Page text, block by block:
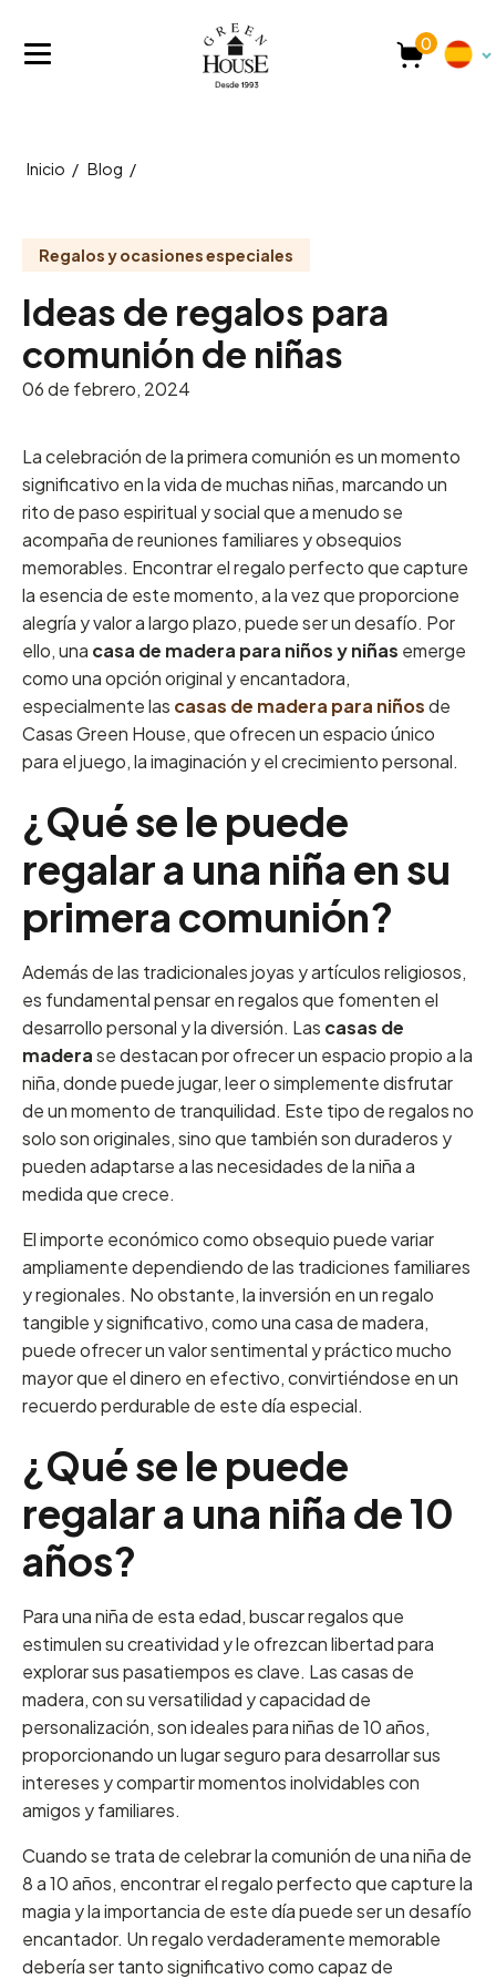
0
Inicio / Blog /
Regalos y ocasiones especiales
Ideas de regalos para
comunión de niñas
06 de febrero, 2024
La celebración de la primera comunión es un momento
significativo en la vida de muchas niñas, marcando un
rito de paso espiritual y social que a menudo se
acompaña de reuniones familiares y obsequios
memorables. Encontrar el regalo perfecto que capture
la esencia de este momento, a la vez que proporcione
alegría y valor a largo plazo, puede ser un desafío. Por
ello, una casa de madera para niños y niñas emerge
como una opción original y encantadora,
especialmente las casas de madera para niñosde
Casas Green House, que ofrecen un espacio único
para el juego, la imaginación y el crecimiento personal.
¿Qué se le puede
regalar a una niña en su
primera comunión?
Además de las tradicionales joyas y artículos religiosos,
es fundamental pensar en regalos que fomenten el
desarrollo personal y la diversión. Las casas de
maderase destacan por ofrecer un espacio propio a la
niña, donde puede jugar, leer o simplemente disfrutar
de un momento de tranquilidad. Este tipo de regalos no
solo son originales, sino que también son duraderos y
pueden adaptarse a las necesidades de la niña a
medida que crece.
El importe económico como obsequio puede variar
ampliamente dependiendo de las tradiciones familiares
y regionales. No obstante, la inversión en un regalo
tangible y significativo, como una casa de madera,
puede ofrecer un valor sentimental y práctico mucho
mayor que el dinero en efectivo, convirtiéndose en un
recuerdo perdurable de este día especial.
¿Qué se le puede
regalar a una niña de 10
años?
Para una niña de esta edad, buscar regalos que
estimulen su creatividad y le ofrezcan libertad para
explorar sus pasatiempos es clave. Las casas de
madera, con su versatilidad y capacidad de
personalización, son ideales para niñas de 10 años,
proporcionando un lugar seguro para desarrollar sus
intereses y compartir momentos inolvidables con
amigos y familiares.
Cuando se trata de celebrar la comunión de una niña de
8 a 10 años, encontrar el regalo perfecto que capture la
magia y la importancia de este día puede ser un desafío
encantador. Un regalo verdaderamente memorable
debería ser tanto significativo como capaz de